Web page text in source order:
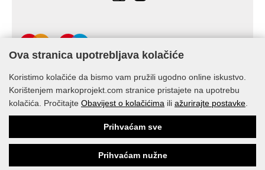
© Marko-Projekt 2026
Ova stranica upotrebljava kolačiće
Koristimo kolačiće da bismo vam pružili ugodno online iskustvo.
Korištenjem markoprojekt.com stranice pristajete na upotrebu
kolačića. Pročitajte Obavijest o kolačićima ili ažurirajte postavke
Prihvaćam sve
Prihvaćam nužne